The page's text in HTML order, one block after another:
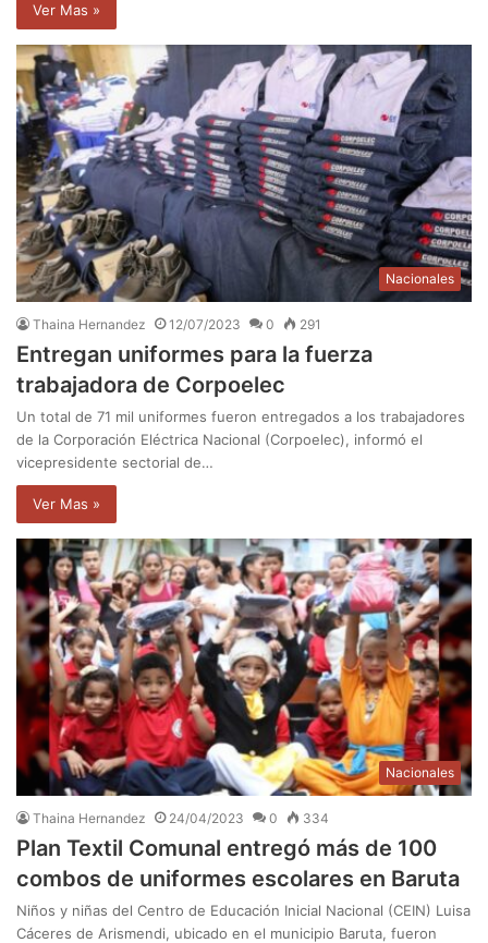
Ver Mas »
Nacionales
Thaina Hernandez 12/07/2023 0 291
Entregan uniformes para la fuerza
trabajadora de Corpoelec
Un total de 71 mil uniformes fueron entregados a los trabajadores
de la Corporación Eléctrica Nacional (Corpoelec), informó el
vicepresidente sectorial de…
Ver Mas »
Nacionales
Thaina Hernandez 24/04/2023 0 334
Plan Textil Comunal entregó más de 100
combos de uniformes escolares en Baruta
Niños y niñas del Centro de Educación Inicial Nacional (CEIN) Luisa
Cáceres de Arismendi, ubicado en el municipio Baruta, fueron